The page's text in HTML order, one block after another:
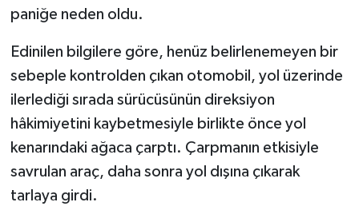
paniğe neden oldu.
Edinilen bilgilere göre, henüz belirlenemeyen bir
sebeple kontrolden çıkan otomobil, yol üzerinde
ilerlediği sırada sürücüsünün direksiyon
hâkimiyetini kaybetmesiyle birlikte önce yol
kenarındaki ağaca çarptı. Çarpmanın etkisiyle
savrulan araç, daha sonra yol dışına çıkarak
tarlaya girdi.
Taşköprü Haberleri
Karadeniz Haberleri
Ulusal Haberler